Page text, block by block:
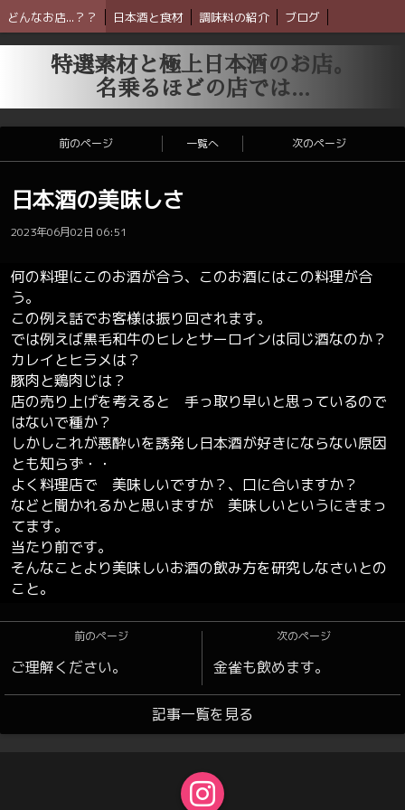
どんなお店...？？ 日本酒と食材 調味料の紹介 ブログ
特選素材と極上日本酒のお店。
名乗るほどの店では...
前のページ 一覧へ 次のページ
日本酒の美味しさ
2023年06月02日 06:51
何の料理にこのお酒が合う、このお酒にはこの料理が合
う。
この例え話でお客様は振り回されます。
では例えば黒毛和牛のヒレとサーロインは同じ酒なのか？
カレイとヒラメは？
豚肉と鶏肉じは？
店の売り上げを考えると 手っ取り早いと思っているので
はないで種か？
しかしこれが悪酔いを誘発し日本酒が好きにならない原因
とも知らず・・
よく料理店で 美味しいですか？、口に合いますか？
などと聞かれるかと思いますが 美味しいというにきまっ
てます。
当たり前です。
そんなことより美味しいお酒の飲み方を研究しなさいとの
こと。
前のページ
ご理解ください。
次のページ
金雀も飲めます。
記事一覧を見る